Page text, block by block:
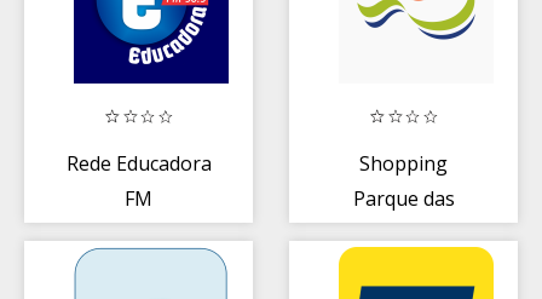
Rede Educadora
FM
Shopping
Parque das